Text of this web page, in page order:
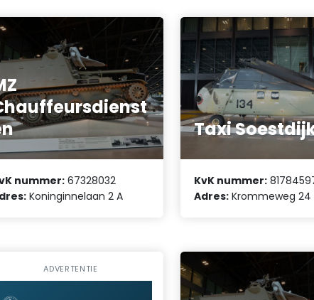
nummer: 67328032
Koninginnelaan 2 A
Taxi
KvK nummer:
Adres: Krommeweg 24
ADVERTENTIE